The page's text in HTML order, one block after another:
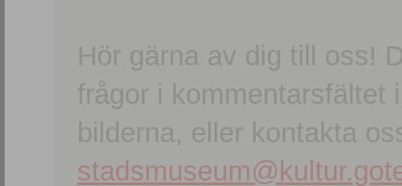
Hör gärna av dig till oss!
frågor i kommentarsfältet
bilderna, eller kontakta